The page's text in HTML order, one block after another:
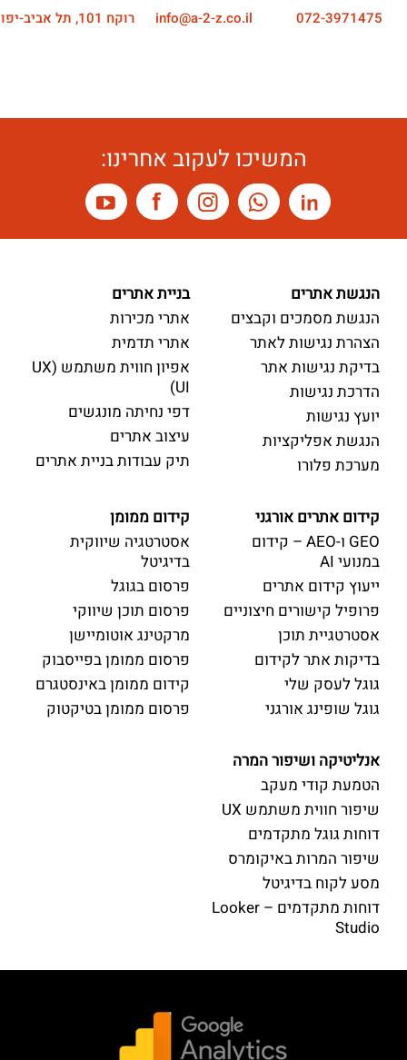
072-3971475
info@a-2-z.co.il רוקח 101, תל אביב-יפו
המשיכו לעקוב אחרינו:
הנגשת אתרים
הנגשת מסמכים וקבצים
הצהרת נגישות לאתר
בדיקת נגישות אתר
הדרכת נגישות
יועץ נגישות
הנגשת אפליקציות
מערכת פלורו
בניית אתרים
אתרי מכירות
אתרי תדמית
אפיון חווית משתמש (UX
UI)
דפי נחיתה מונגשים
עיצוב אתרים
תיק עבודות בניית אתרים
קידום אתרים אורגני
GEO ו-AEO – קידום
במנועי AI
ייעוץ קידום אתרים
פרופיל קישורים חיצוניים
אסטרטגיית תוכן
בדיקות אתר לקידום
גוגל לעסק שלי
גוגל שופינג אורגני
קידום ממומן
אסטרטגיה שיווקית
בדיגיטל
פרסום בגוגל
פרסום תוכן שיווקי
מרקטינג אוטומיישן
פרסום ממומן בפייסבוק
קידום ממומן באינסטגרם
פרסום ממומן בטיקטוק
אנליטיקה ושיפור המרה
הטמעת קודי מעקב
שיפור חווית משתמש UX
דוחות גוגל מתקדמים
שיפור המרות באיקומרס
מסע לקוח בדיגיטל
דוחות מתקדמים – Looker
Studio